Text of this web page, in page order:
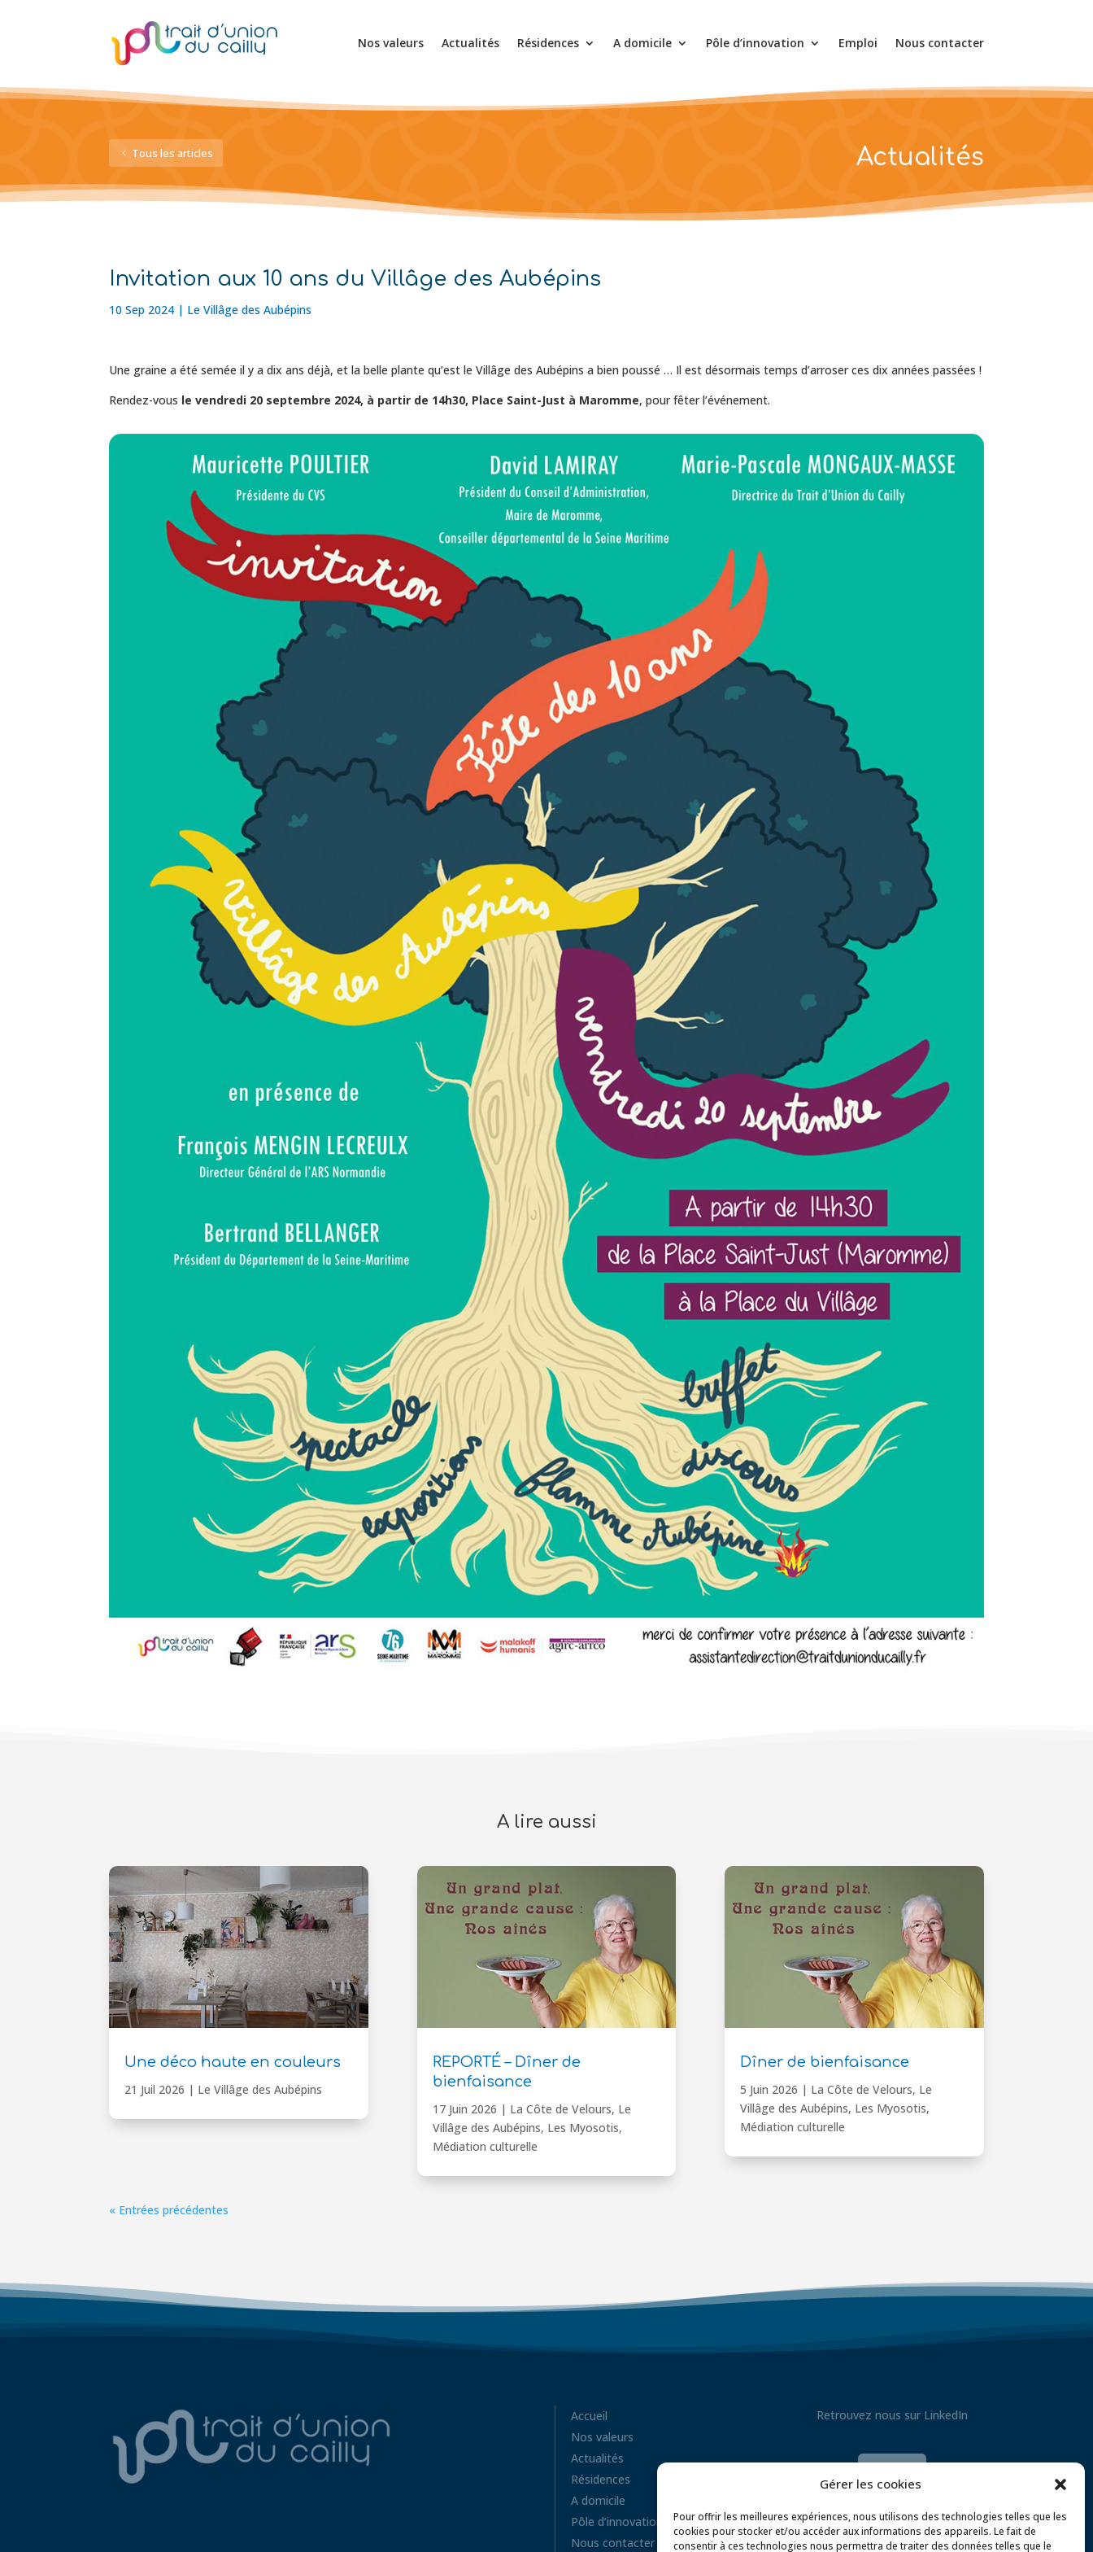
Gérer les cookies
Pour offrir les meilleures expériences, nous utilisons des technologies telles que les
cookies pour stocker et/ou accéder aux informations des appareils. Le fait de
consentir à ces technologies nous permettra de traiter des données telles que le
Nos valeurs Actualités Résidences A domicile Pôle d’innovation Emploi Nous contacter
Tous les articles Actualités
Invitation aux 10 ans du Villâge des Aubépins
10 Sep 2024 | Le Villâge des Aubépins
Une graine a été semée il y a dix ans déjà, et la belle plante qu’est le Villâge des Aubépins a bien poussé … Il est désormais temps d’arroser ces dix années passées !
Rendez-vous le vendredi 20 septembre 2024, à partir de 14h30, Place Saint-Just à Maromme, pour fêter l’événement.
A lire aussi
Une déco haute en couleurs
21 Juil 2026 | Le Villâge des Aubépins
REPORTÉ – Dîner de
bienfaisance
17 Juin 2026 | La Côte de Velours, Le
Villâge des Aubépins, Les Myosotis,
Médiation culturelle
Dîner de bienfaisance
5 Juin 2026 | La Côte de Velours, Le
Villâge des Aubépins, Les Myosotis,
Médiation culturelle
« Entrées précédentes
Accueil
Nos valeurs
Actualités
Résidences
A domicile
Pôle d’innovation
Nous contacter
Retrouvez nous sur LinkedIn
